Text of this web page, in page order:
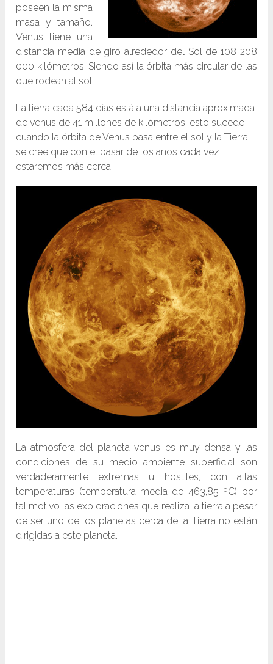
poseen la misma
masa y tamaño.
Venus tiene una
distancia media de giro alrededor del Sol de 108 208
000 kilómetros. Siendo así la órbita más circular de las
que rodean al sol.
La tierra cada 584 días está a una distancia aproximada
de venus de 41 millones de kilómetros, esto sucede
cuando la órbita de Venus pasa entre el sol y la Tierra,
se cree que con el pasar de los años cada vez
estaremos más cerca.
La atmosfera del planeta venus es muy densa y las
condiciones de su medio ambiente superficial son
verdaderamente extremas u hostiles, con altas
temperaturas (temperatura media de 463,85 ºC) por
tal motivo las exploraciones que realiza la tierra a pesar
de ser uno de los planetas cerca de la Tierra no están
dirigidas a este planeta.